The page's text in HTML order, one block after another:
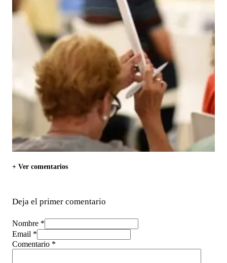
+ Ver comentarios
Deja el primer comentario
Nombre *
Email *
Comentario *